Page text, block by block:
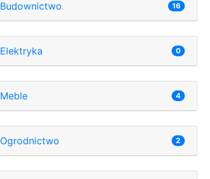
Budownictwo 16
Elektryka 0
Meble 4
Ogrodnictwo 2